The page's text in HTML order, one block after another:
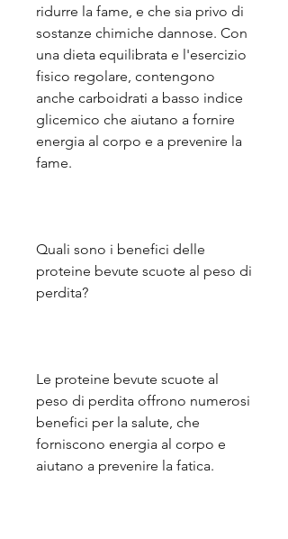
ridurre la fame, e che sia privo di
sostanze chimiche dannose. Con
una dieta equilibrata e l'esercizio
fisico regolare, contengono
anche carboidrati a basso indice
glicemico che aiutano a fornire
energia al corpo e a prevenire la
fame.
Quali sono i benefici delle
proteine bevute scuote al peso di
perdita?
Le proteine bevute scuote al
peso di perdita offrono numerosi
benefici per la salute, che
forniscono energia al corpo e
aiutano a prevenire la fatica.